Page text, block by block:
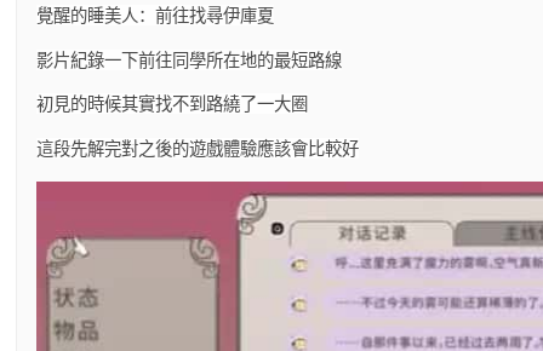
覺醒的睡美人：前往找尋伊庫夏
影片紀錄一下前往同學所在地的最短路線
初見的時候其實找不到路繞了一大圈
這段先解完對之後的遊戲體驗應該會比較好